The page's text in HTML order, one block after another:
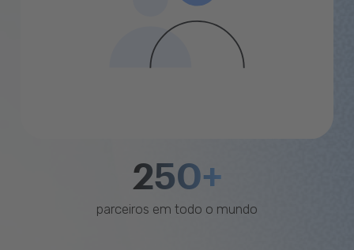
250+
parceiros em todo o mundo